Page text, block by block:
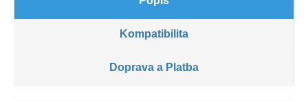
Kompatibilita
Doprava a Platba